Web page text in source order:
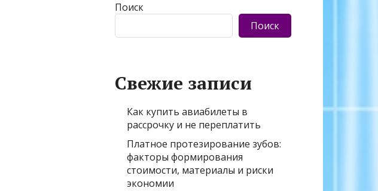
Поиск
Поиск
Свежие записи
Как купить авиабилеты в
рассрочку и не переплатить
Платное протезирование зубов:
факторы формирования
стоимости, материалы и риски
экономии